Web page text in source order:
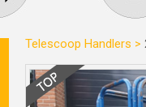
Telescoop Handlers >